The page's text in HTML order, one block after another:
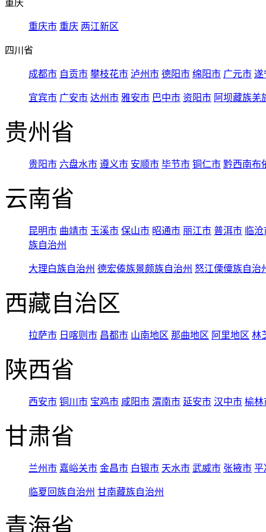
重庆
重庆市 重庆 两江新区
四川省
成都市 自贡市 攀枝花市 泸州市 德阳市 绵阳市 广元市 遂
宜宾市 广安市 达州市 雅安市 巴中市 资阳市 阿坝藏族羌
贵州省
贵阳市 六盘水市 遵义市 安顺市 毕节市 铜仁市 黔西南布
云南省
昆明市 曲靖市 玉溪市 保山市 昭通市 丽江市 普洱市 临
族自治州
大理白族自治州 德宏傣族景颇族自治州 怒江傈僳族自治
西藏自治区
拉萨市 日喀则市 昌都市 山南地区 那曲地区 阿里地区 林
陕西省
西安市 铜川市 宝鸡市 咸阳市 渭南市 延安市 汉中市 榆林
甘肃省
兰州市 嘉峪关市 金昌市 白银市 天水市 武威市 张掖市 平
临夏回族自治州 甘南藏族自治州
青海省